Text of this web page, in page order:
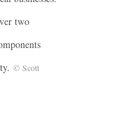
two
© Scott